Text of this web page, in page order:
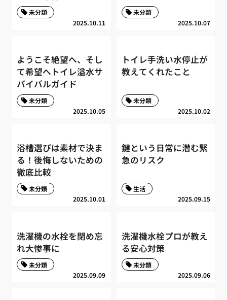
2025.10.11
未分類
2025.10.07
未分類
ようこそ絶望へ、そし
て希望へトイレ溢水サ
バイバルガイド
2025.10.05
未分類
トイレ手洗い水停止が
教えてくれたこと
2025.10.02
未分類
浴槽選びは素材で決ま
る！後悔しないための
徹底比較
2025.10.01
未分類
鍵という日常に潜む緊
急のリスク
2025.09.15
生活
洗濯機の水栓を閉め忘
れ大惨事に
2025.09.09
未分類
洗濯機水栓プロが教え
る安心対策
2025.09.06
未分類